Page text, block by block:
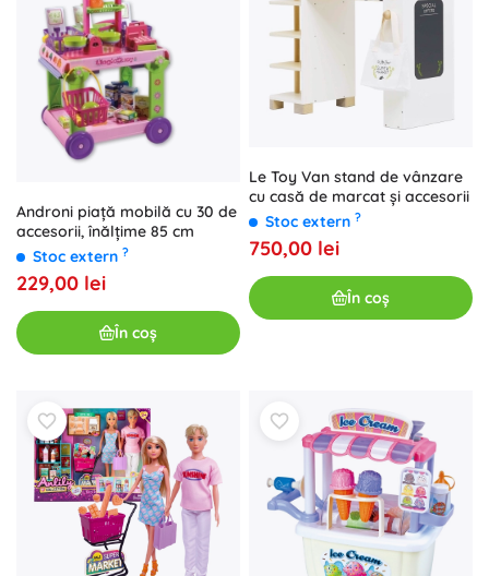
Androni piață mobilă cu 30 de
accesorii, înălțime 85 cm
Stoc extern ?
229,00 lei
În coș
Le Toy Van stand de vânzare
cu casă de marcat și accesorii
Stoc extern ?
750,00 lei
În coș